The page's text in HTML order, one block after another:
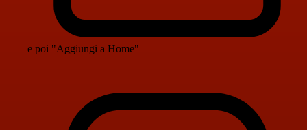
e poi "Aggiungi a Home"